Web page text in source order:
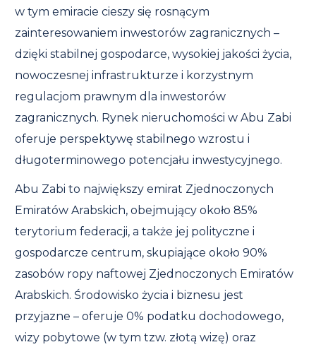
w tym emiracie cieszy się rosnącym
zainteresowaniem inwestorów zagranicznych –
dzięki stabilnej gospodarce, wysokiej jakości życia,
nowoczesnej infrastrukturze i korzystnym
regulacjom prawnym dla inwestorów
zagranicznych. Rynek nieruchomości w Abu Zabi
oferuje perspektywę stabilnego wzrostu i
długoterminowego potencjału inwestycyjnego.
Abu Zabi to największy emirat Zjednoczonych
Emiratów Arabskich, obejmujący około 85%
terytorium federacji, a także jej polityczne i
gospodarcze centrum, skupiające około 90%
zasobów ropy naftowej Zjednoczonych Emiratów
Arabskich. Środowisko życia i biznesu jest
przyjazne – oferuje 0% podatku dochodowego,
wizy pobytowe (w tym tzw. złotą wizę) oraz